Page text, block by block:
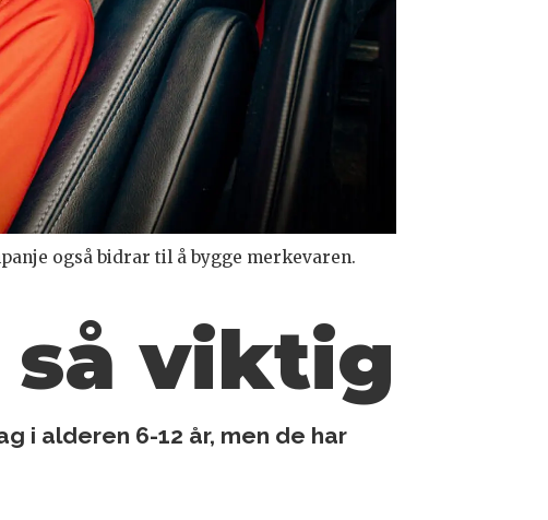
også bidrar til å bygge merkevaren.
viktig
i alderen 6-12 år, men de har